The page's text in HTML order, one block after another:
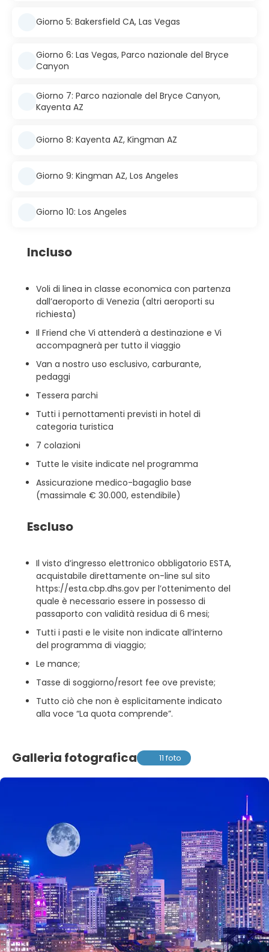
Giorno 5: Bakersfield CA, Las Vegas
Giorno 6: Las Vegas, Parco nazionale del Bryce
Canyon
Giorno 7: Parco nazionale del Bryce Canyon,
Kayenta AZ
Giorno 8: Kayenta AZ, Kingman AZ
Giorno 9: Kingman AZ, Los Angeles
Giorno 10: Los Angeles
Incluso
Voli di linea in classe economica con partenza
dall’aeroporto di Venezia (altri aeroporti su
richiesta)
Il Friend che Vi attenderà a destinazione e Vi
accompagnerà per tutto il viaggio
Van a nostro uso esclusivo, carburante,
pedaggi
Tessera parchi
Tutti i pernottamenti previsti in hotel di
categoria turistica
7 colazioni
Tutte le visite indicate nel programma
Assicurazione medico-bagaglio base
(massimale € 30.000, estendibile)
Escluso
Il visto d’ingresso elettronico obbligatorio ESTA,
acquistabile direttamente on-line sul sito
https://esta.cbp.dhs.gov per l’ottenimento del
quale è necessario essere in possesso di
passaporto con validità residua di 6 mesi;
Tutti i pasti e le visite non indicate all’interno
del programma di viaggio;
Le mance;
Tasse di soggiorno/resort fee ove previste;
Tutto ciò che non è esplicitamente indicato
alla voce “La quota comprende”.
Galleria fotografica 11 foto